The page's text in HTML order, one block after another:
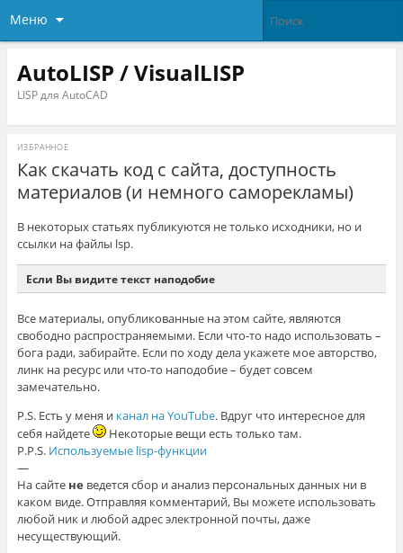
Меню
AutoLISP / VisualLISP
LISP для AutoCAD
Как скачать код с сайта, доступность
материалов (и немного саморекламы)
ИЗБРАННОЕ
В некоторых статьях публикуются не только исходники, но и
ссылки на файлы lsp.
Если Вы видите текст наподобие
Все материалы, опубликованные на этом сайте, являются
свободно распространяемыми. Если что-то надо использовать –
бога ради, забирайте. Если по ходу дела укажете мое авторство,
линк на ресурс или что-то наподобие – будет совсем
замечательно.
P.S. Есть у меня и канал на YouTube. Вдруг что интересное для
себя найдете
Некоторые вещи есть только там.
P.P.S. Используемые lisp-функции
—
На сайте не ведется сбор и анализ персональных данных ни в
каком виде. Отправляя комментарий, Вы можете использовать
любой ник и любой адрес электронной почты, даже
несуществующий.